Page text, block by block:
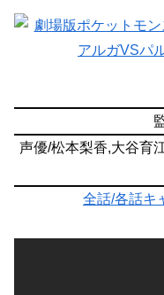
声優/松本梨香,大谷育
全話/各話キ